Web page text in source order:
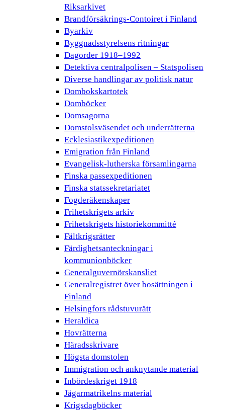
Riksarkivet
Brandförsäkrings-Contoiret i Finland
Byarkiv
Byggnadsstyrelsens ritningar
Dagorder 1918–1992
Detektiva centralpolisen – Statspolisen
Diverse handlingar av politisk natur
Dombokskartotek
Domböcker
Domsagorna
Domstolsväsendet och underrätterna
Ecklesiastikexpeditionen
Emigration från Finland
Evangelisk-lutherska församlingarna
Finska passexpeditionen
Finska statssekretariatet
Fogderäkenskaper
Frihetskrigets arkiv
Frihetskrigets historiekommitté
Fältkrigsrätter
Färdighetsanteckningar i
kommunionböcker
Generalguvernörskansliet
Generalregistret över bosättningen i
Finland
Helsingfors rådstuvurätt
Heraldica
Hovrätterna
Häradsskrivare
Högsta domstolen
Immigration och anknytande material
Inbördeskriget 1918
Jägarmatrikelns material
Krigsdagböcker